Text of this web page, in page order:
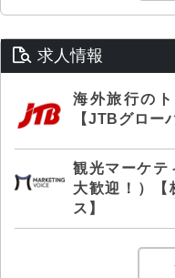
求人情報
海外旅行の
【JTBグロー
観光マーケテ
大歓迎！）【
ス】